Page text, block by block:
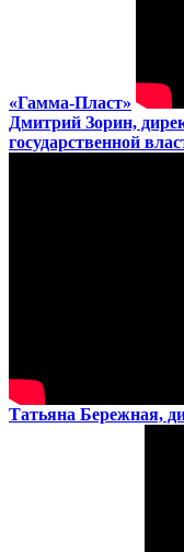
«Гамма-Пласт»
Дмитрий Зорин,
государственной
Татьяна Бережная,